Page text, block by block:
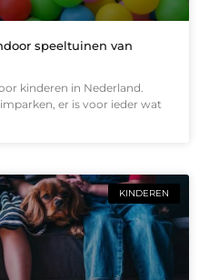
speeltuinen van
kinderen in Nederland.
er is voor ieder wat
KINDEREN